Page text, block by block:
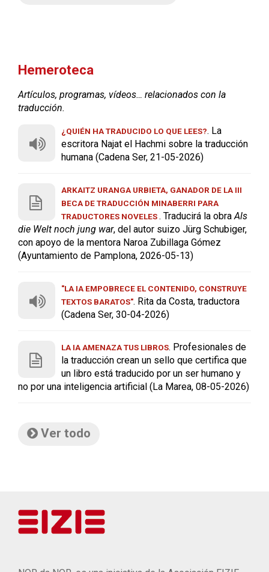
Hemeroteca
Artículos, programas, vídeos… relacionados con la
traducción.
¿QUIÉN HA TRADUCIDO LO QUE LEES?. La
escritora Najat el Hachmi sobre la traducción
humana (Cadena Ser, 21-05-2026)
ARKAITZ URANGA URBIETA, GANADOR DE LA III
BECA DE TRADUCCIÓN MINABERRI PARA
TRADUCTORES NOVELES. Traducirá la obraAls
die Welt noch jung war, del autor suizo Jürg Schubiger,
con apoyo de la mentora Naroa Zubillaga Gómez
(Ayuntamiento de Pamplona, 2026-05-13)
"LA IA EMPOBRECE EL CONTENIDO, CONSTRUYE
TEXTOS BARATOS". Rita da Costa, traductora
(Cadena Ser, 30-04-2026)
LA IA AMENAZA TUS LIBROS. Profesionales de
la traducción crean un sello que certifica que
un libro está traducido por un ser humano y
no por una inteligencia artificial (La Marea, 08-05-2026)
Ver todo